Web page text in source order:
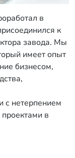
в
к
завода. Мы
имеет опыт
бизнесом,
с нетерпением
в